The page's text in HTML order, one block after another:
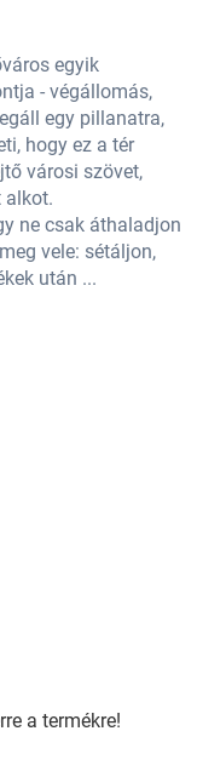
egyik
- végállomás,
egy pillanatra,
hogy ez a tér
városi szövet,
alkot.
ne csak áthaladjon
vele: sétáljon,
után ...
a termékre!